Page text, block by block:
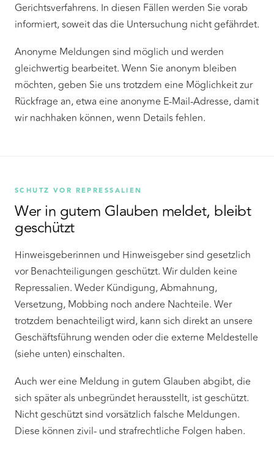
Gerichtsverfahrens. In diesen Fällen werden Sie vorab
informiert, soweit das die Untersuchung nicht gefährdet.
Anonyme Meldungen sind möglich und werden
gleichwertig bearbeitet. Wenn Sie anonym bleiben
möchten, geben Sie uns trotzdem eine Möglichkeit zur
Rückfrage an, etwa eine anonyme E-Mail-Adresse, damit
wir nachhaken können, wenn Details fehlen.
SCHUTZ VOR REPRESSALIEN
Wer in gutem Glauben meldet, bleibt
geschützt
Hinweisgeberinnen und Hinweisgeber sind gesetzlich
vor Benachteiligungen geschützt. Wir dulden keine
Repressalien. Weder Kündigung, Abmahnung,
Versetzung, Mobbing noch andere Nachteile. Wer
trotzdem benachteiligt wird, kann sich direkt an unsere
Geschäftsführung wenden oder die externe Meldestelle
(siehe unten) einschalten.
Auch wer eine Meldung in gutem Glauben abgibt, die
sich später als unbegründet herausstellt, ist geschützt.
Nicht geschützt sind vorsätzlich falsche Meldungen.
Diese können zivil- und strafrechtliche Folgen haben.